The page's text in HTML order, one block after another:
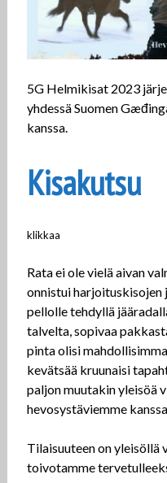
5G Helmikisat 2023
yhdessä Suomen
kanssa.
Kisakutsu
klikkaa
Rata ei ole vielä aivan
onnistui harjoituskisojen
pellolle tehdyllä
talvelta, sopivaa
pinta olisi
kevätsää kruunaisi
paljon muutakin yleisöä
hevosystäviemme
Tilaisuuteen on yleisöllä
toivotamme